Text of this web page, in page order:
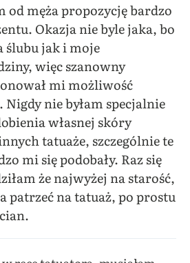
od męża propozycję bardzo
Okazja nie byle jaka, bo
ślubu jak i moje
więc szanowny
mi możliwość
nie byłam specjalnie
własnej skóry
tatuaże, szczególnie te
mi się podobały. Raz się
że najwyżej na starość,
patrzeć na tatuaż, po prostu